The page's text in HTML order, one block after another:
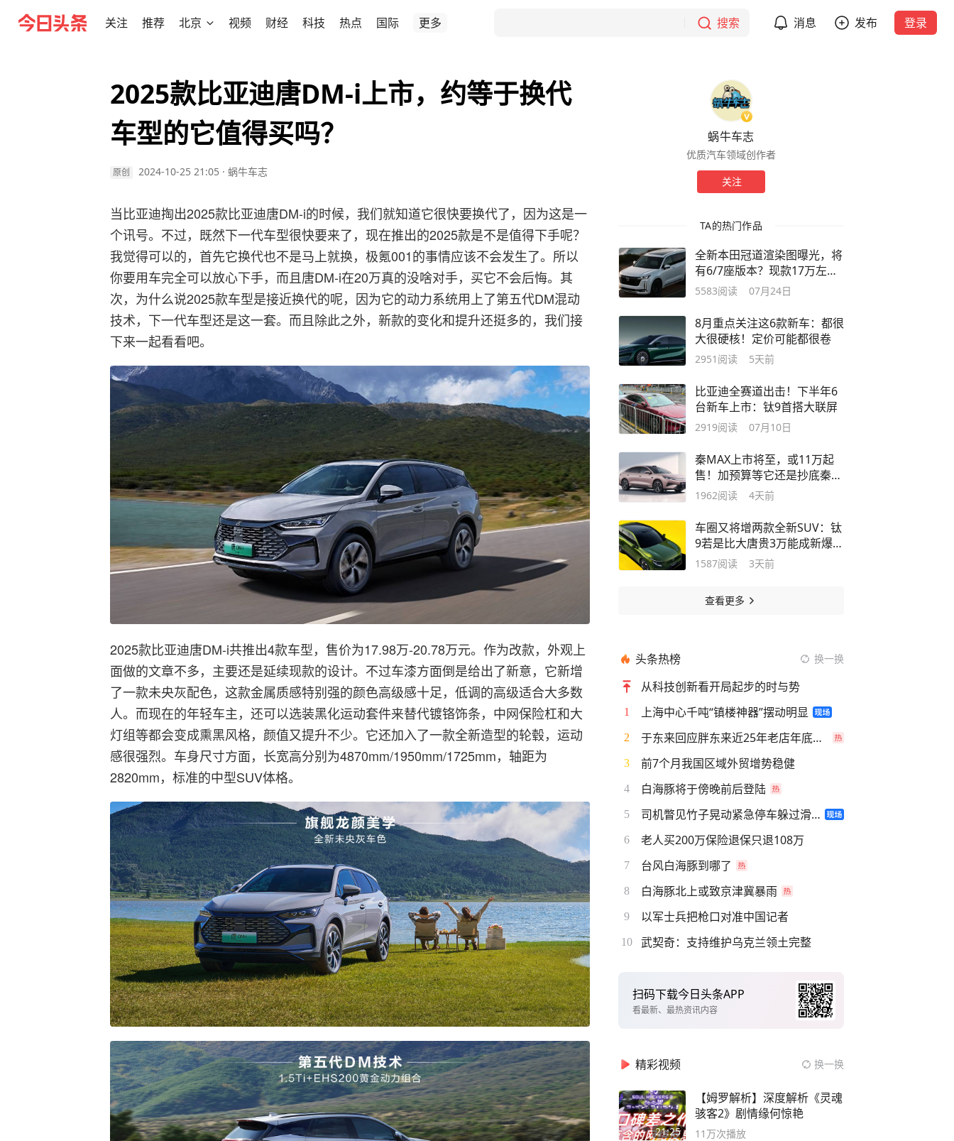
关注 推荐 北京 视频 财经 科技 热点 国际 更多 搜索 消息 发布 登录
2025款比亚迪唐DM-i上市，约等于换代
车型的它值得买吗？
原创 2024-10-25 21:05 · 蜗牛车志
当比亚迪掏出2025款比亚迪唐DM-i的时候，我们就知道它很快要换代了，因为这是一
个讯号。不过，既然下一代车型很快要来了，现在推出的2025款是不是值得下手呢？
我觉得可以的，首先它换代也不是马上就换，极氪001的事情应该不会发生了。所以
你要用车完全可以放心下手，而且唐DM-i在20万真的没啥对手，买它不会后悔。其
次，为什么说2025款车型是接近换代的呢，因为它的动力系统用上了第五代DM混动
技术，下一代车型还是这一套。而且除此之外，新款的变化和提升还挺多的，我们接
下来一起看看吧。
2025款比亚迪唐DM-i共推出4款车型，售价为17.98万-20.78万元。作为改款，外观上
面做的文章不多，主要还是延续现款的设计。不过车漆方面倒是给出了新意，它新增
了一款未央灰配色，这款金属质感特别强的颜色高级感十足，低调的高级适合大多数
人。而现在的年轻车主，还可以选装黑化运动套件来替代镀铬饰条，中网保险杠和大
灯组等都会变成熏黑风格，颜值又提升不少。它还加入了一款全新造型的轮毂，运动
感很强烈。车身尺寸方面，长宽高分别为4870mm/1950mm/1725mm，轴距为
2820mm，标准的中型SUV体格。
蜗牛车志
优质汽车领域创作者
关注
TA的热门作品
全新本田冠道渲染图曝光，将
有6/7座版本？现款17万左右
抄底吗？
5583阅读 07月24日
8月重点关注这6款新车：都很
大很硬核！定价可能都很卷
2951 阅读 5天前
比亚迪全赛道出击！下半年6
台新车上市：钛9首搭大联屏
2919阅读 07月10日
秦MAX上市将至，或11万起
售！加预算等它还是抄底秦L
香？
1962阅读 4天前
车圈又将增两款全新SUV：钛
9若是比大唐贵3万能成新爆
款？
1587阅读 3天前
查看更多
头条热榜 换一换
从科技创新看开局起步的时与势
1 上海中心千吨“镇楼神器”摆动明显
2 于东来回应胖东来近25年老店年底关闭
3 前7个月我国区域外贸增势稳健
4 白海豚将于傍晚前后登陆
5 司机瞥见竹子晃动紧急停车躲过滑坡
6 老人买200万保险退保只退108万
7 台风白海豚到哪了
8 白海豚北上或致京津冀暴雨
9 以军士兵把枪口对准中国记者
10 武契奇：支持维护乌克兰领土完整
扫码下载今日头条APP
看最新、最热资讯内容
精彩视频 换一换
21:25
【姆罗解析】深度解析《灵魂
骇客2》剧情缘何惊艳
11万次播放